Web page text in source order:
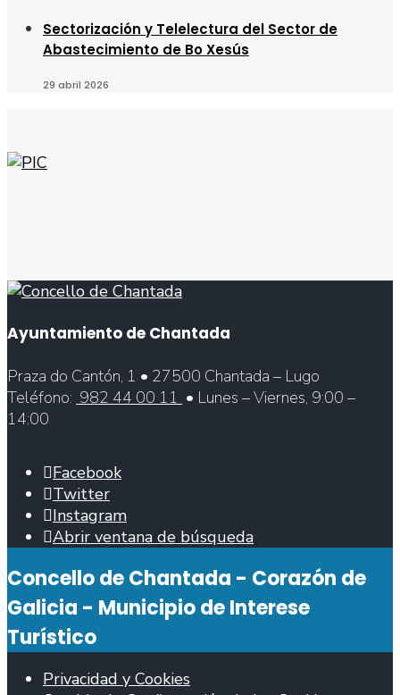
Sectorización y Telelectura del Sector de
Abastecimiento de Bo Xesús
29 abril 2026
Ayuntamiento de Chantada
Praza do Cantón, 1 • 27500 Chantada – Lugo
Teléfono: 982 44 00 11 • Lunes – Viernes, 9:00 –
14:00
Facebook
Twitter
Instagram
Abrir ventana de búsqueda
Concello de Chantada - Corazón de
Galicia - Municipio de Interese
Turístico
Privacidad y Cookies